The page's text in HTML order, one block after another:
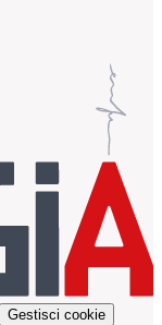
Gestisci cookie